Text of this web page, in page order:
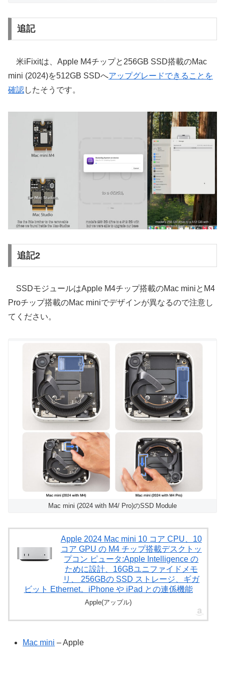
追記
米iFixitは、Apple M4チップと256GB SSD搭載のMac
mini (2024)を512GB SSDへアップグレードできることを
確認したそうです。
追記2
SSDモジュールはApple M4チップ搭載のMac miniとM4
Proチップ搭載のMac miniでデザインが異なるので注意し
てください。
Mac mini (2024 with M4/ Pro)のSSD Module
Apple 2024 Mac mini 10 コア CPU、10
コア GPU の M4 チップ搭載デスクトッ
プコン ピュータ:Apple Intelligence の
ために設計、16GBユニファイドメモ
リ、 256GBの SSD ストレージ、ギガ
ビット Ethernet。iPhone や iPad との連係機能
Apple(アップル)
Mac mini – Apple